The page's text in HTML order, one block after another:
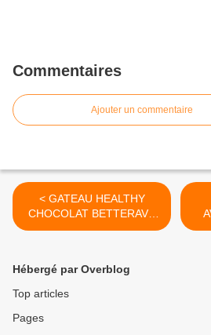
Commentaires
Ajouter un commentaire
< GATEAU HEALTHY
CHOCOLAT BETTERAVE
SANS FARINE
Hébergé par Overblog
Top articles
Pages